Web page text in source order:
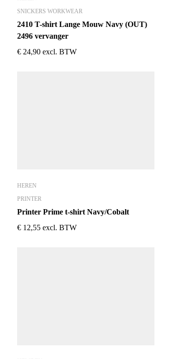
SNICKERS WORKWEAR
2410 T-shirt Lange Mouw Navy (OUT)
2496 vervanger
€ 24,90 excl. BTW
HEREN
PRINTER
Printer Prime t-shirt Navy/Cobalt
€ 12,55 excl. BTW